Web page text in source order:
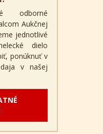
odborné
Aukčnej
jednotlivé
dielo
ponúknuť v
v našej